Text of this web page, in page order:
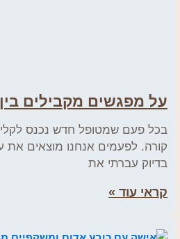
על מפגשים מקבילים
בכל פעם שמטופל חדש נכנס
קורה. לפעמים אנחנו מוצאים את
בדיוק עברתי את
קראי עוד »